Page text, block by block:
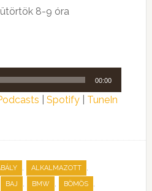
8-9 óra
00:00
Spotify| TuneIn
, ALKALMAZOTT ,
BAJ , BMW , BÖMÖS ,